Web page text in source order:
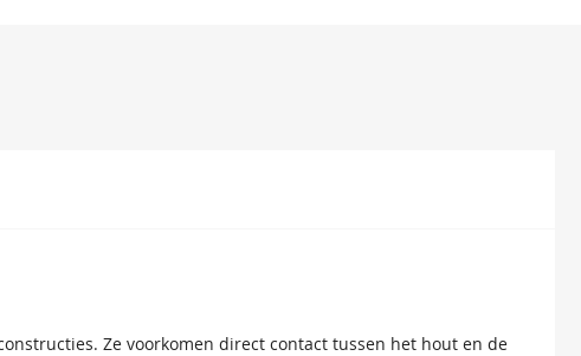
Ze voorkomen direct contact tussen het hout en de